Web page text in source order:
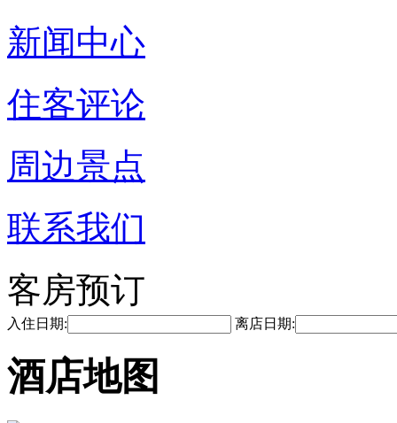
新闻中心
住客评论
周边景点
联系我们
客房预订
入住日期: 离店日期:
酒店地图